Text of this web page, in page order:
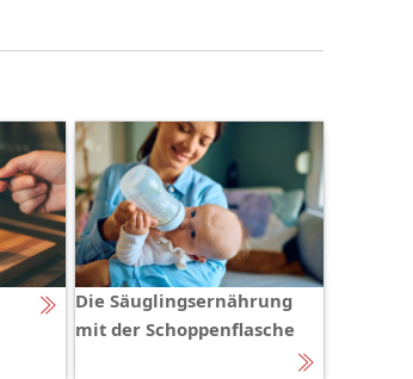
Die Säuglingsernährung
mit der Schoppenflasche